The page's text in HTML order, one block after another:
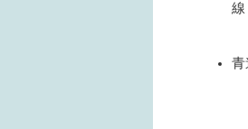
線
青